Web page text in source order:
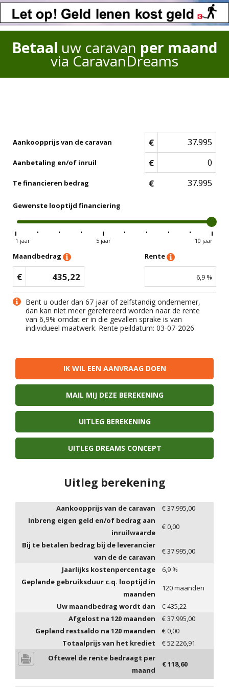
Betaal uw caravan per maand
via CaravanDreams
Aankoopprijs van de caravan €
Aanbetaling en/of inruil €
Te financieren bedrag €
Gewenste looptijd financiering
1 jaar 5 jaar 10 jaar
Maandbedrag
€ 435,22
Rente
6,9 %
Bent u ouder dan 67 jaar of zelfstandig ondernemer,
dan kan niet meer gerefereerd worden naar de rente
van 6,9% omdat er in die gevallen sprake is van
individueel maatwerk. Rente peildatum: 03-07-2026
IK WIL EEN AANVRAAG DOEN
MAIL MIJ DEZE BEREKENING
UITLEG BEREKENING
UITLEG DREAMS CONCEPT
Uitleg berekening
Aankoopprijs van de caravan €37.995,00
Inbreng eigen geld en/of bedrag aan
inruilwaarde
€0,00
Bij te betalen bedrag bij de leverancier
van de de caravan
€37.995,00
Jaarlijks kostenpercentage
6,9 %
Geplande gebruiksduur c.q. looptijd in
maanden
120maanden
Uw maandbedrag wordt dan
€435,22
Afgelost na 120 maanden €37.995,00
Gepland restsaldo na 120 maanden €0,00
Totaalprijs van het krediet
€52.226,91
Oftewel de rente bedraagt per
maand
€118,60